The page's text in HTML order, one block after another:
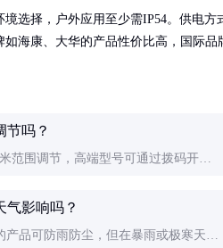
境选择，户外应用至少需IP54。供电
海康、大华的产品性价比高，国际品
节吗？
范围调节，高端型号可通过拨码开关
气影响吗？
产品可防雨防尘，但在暴雨或极寒天气